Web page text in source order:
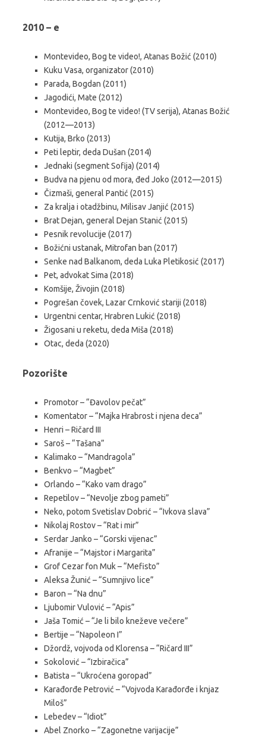
2010 – e
Montevideo, Bog te video!, Atanas Božić (2010)
Kuku Vasa, organizator (2010)
Parada, Bogdan (2011)
Jagodići, Mate (2012)
Montevideo, Bog te video! (TV serija), Atanas Božić
(2012—2013)
Kutija, Brko (2013)
Peti leptir, deda Dušan (2014)
Jednaki (segment Sofija) (2014)
Budva na pjenu od mora, đed Joko (2012—2015)
Čizmaši, general Pantić (2015)
Za kralja i otadžbinu, Milisav Janjić (2015)
Brat Dejan, general Dejan Stanić (2015)
Pesnik revolucije (2017)
Božićni ustanak, Mitrofan ban (2017)
Senke nad Balkanom, deda Luka Pletikosić (2017)
Pet, advokat Sima (2018)
Komšije, Živojin (2018)
Pogrešan čovek, Lazar Crnković stariji (2018)
Urgentni centar, Hrabren Lukić (2018)
Žigosani u reketu, deda Miša (2018)
Otac, deda (2020)
Pozorište
Promotor – “Đavolov pečat”
Komentator – “Majka Hrabrost i njena deca”
Henri – Ričard III
Saroš – “Tašana”
Kalimako – “Mandragola”
Benkvo – “Magbet”
Orlando – “Kako vam drago”
Repetilov – “Nevolje zbog pameti”
Neko, potom Svetislav Dobrić – “Ivkova slava”
Nikolaj Rostov – “Rat i mir”
Serdar Janko – “Gorski vijenac”
Afranije – “Majstor i Margarita”
Grof Cezar fon Muk – “Mefisto”
Aleksa Žunić – “Sumnjivo lice”
Baron – “Na dnu”
Ljubomir Vulović – “Apis”
Jaša Tomić – “Je li bilo kneževe večere”
Bertije – “Napoleon I”
Džordž, vojvoda od Klorensa – “Ričard III”
Sokolović – “Izbiračica”
Batista – “Ukroćena goropad”
Karađorđe Petrović – “Vojvoda Karađorđe i knjaz
Miloš”
Lebedev – “Idiot”
Abel Znorko – “Zagonetne varijacije”